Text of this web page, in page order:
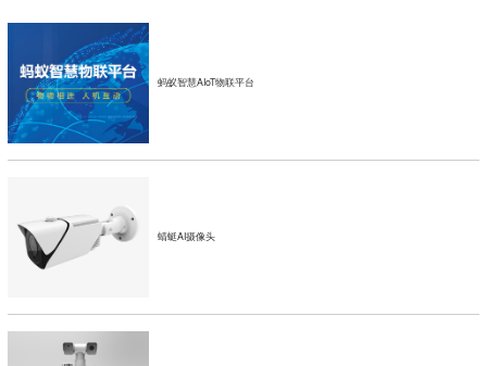
蚂蚁智慧AIoT物联平台
蜻蜓AI摄像头